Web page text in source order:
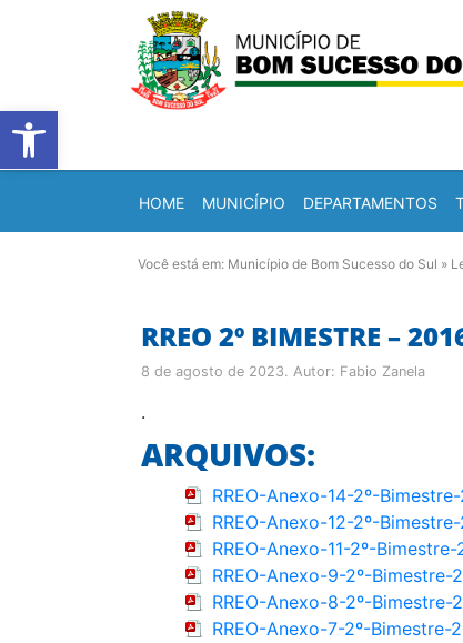
Barra de Ferramentas
HOME MUNICÍPIO DEPARTAMENTOS
Você está em: Município de Bom Sucesso do Sul »
RREO 2º BIMESTRE –
8 de agosto de 2023. Autor: Fabio Zanela
.
ARQUIVOS:
RREO-Anexo-14-2º-
RREO-Anexo-12-2º-
RREO-Anexo-11-2º-Bimestre-
RREO-Anexo-9-2º-Bimestre-
RREO-Anexo-8-2º-Bimestre-
RREO-Anexo-7-2º-Bimestre-